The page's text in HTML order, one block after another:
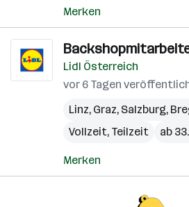
Merken
Lidl Österreich
vor 6 Tagen
Linz, Graz, Salzburg,
Vollzeit, Teilzeit
ab
Merken